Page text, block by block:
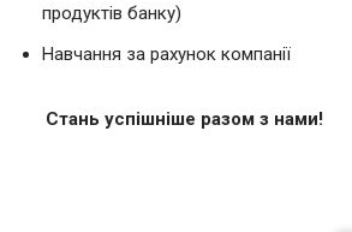
продуктів банку)
Навчання за рахунок компанії
Стань успішніше разом з нами!